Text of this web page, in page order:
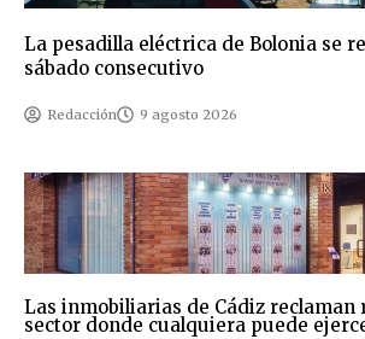
La pesadilla eléctrica de Bolonia se
sábado consecutivo
Redacción 9 agosto 2026
Las inmobiliarias de Cádiz reclaman
sector donde cualquiera puede